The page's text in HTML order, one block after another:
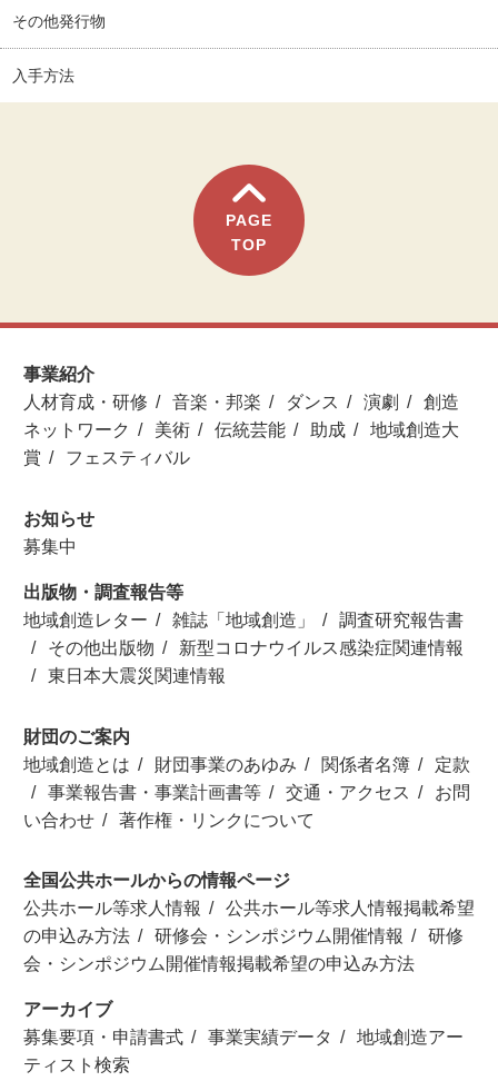
その他発行物
入手方法
PAGE
TOP
事業紹介
人材育成・研修
音楽・邦楽 ダンス 演劇
創造
ネットワーク
美術 伝統芸能 助成
地域創造大
賞
フェスティバル
お知らせ
募集中
出版物・調査報告等
地域創造レター
雑誌「地域創造」
調査研究報告書
その他出版物
新型コロナウイルス感染症関連情報
東日本大震災関連情報
財団のご案内
地域創造とは
財団事業のあゆみ 関係者名簿
定款
事業報告書・事業計画書等
交通・アクセス
お問
い合わせ
著作権・リンクについて
全国公共ホールからの情報ページ
公共ホール等求人情報
公共ホール等求人情報掲載希望
の申込み方法
研修会・シンポジウム開催情報
研修
会・シンポジウム開催情報掲載希望の申込み方法
アーカイブ
募集要項・申請書式
事業実績データ
地域創造アー
ティスト検索